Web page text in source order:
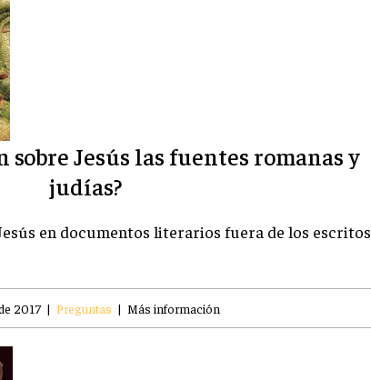
sobre Jesús las fuentes romanas y
judías?
en documentos literarios fuera de los escritos
2017 | Preguntas | Más información